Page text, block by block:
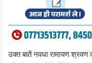
उक्त बातें नवधा रामायण